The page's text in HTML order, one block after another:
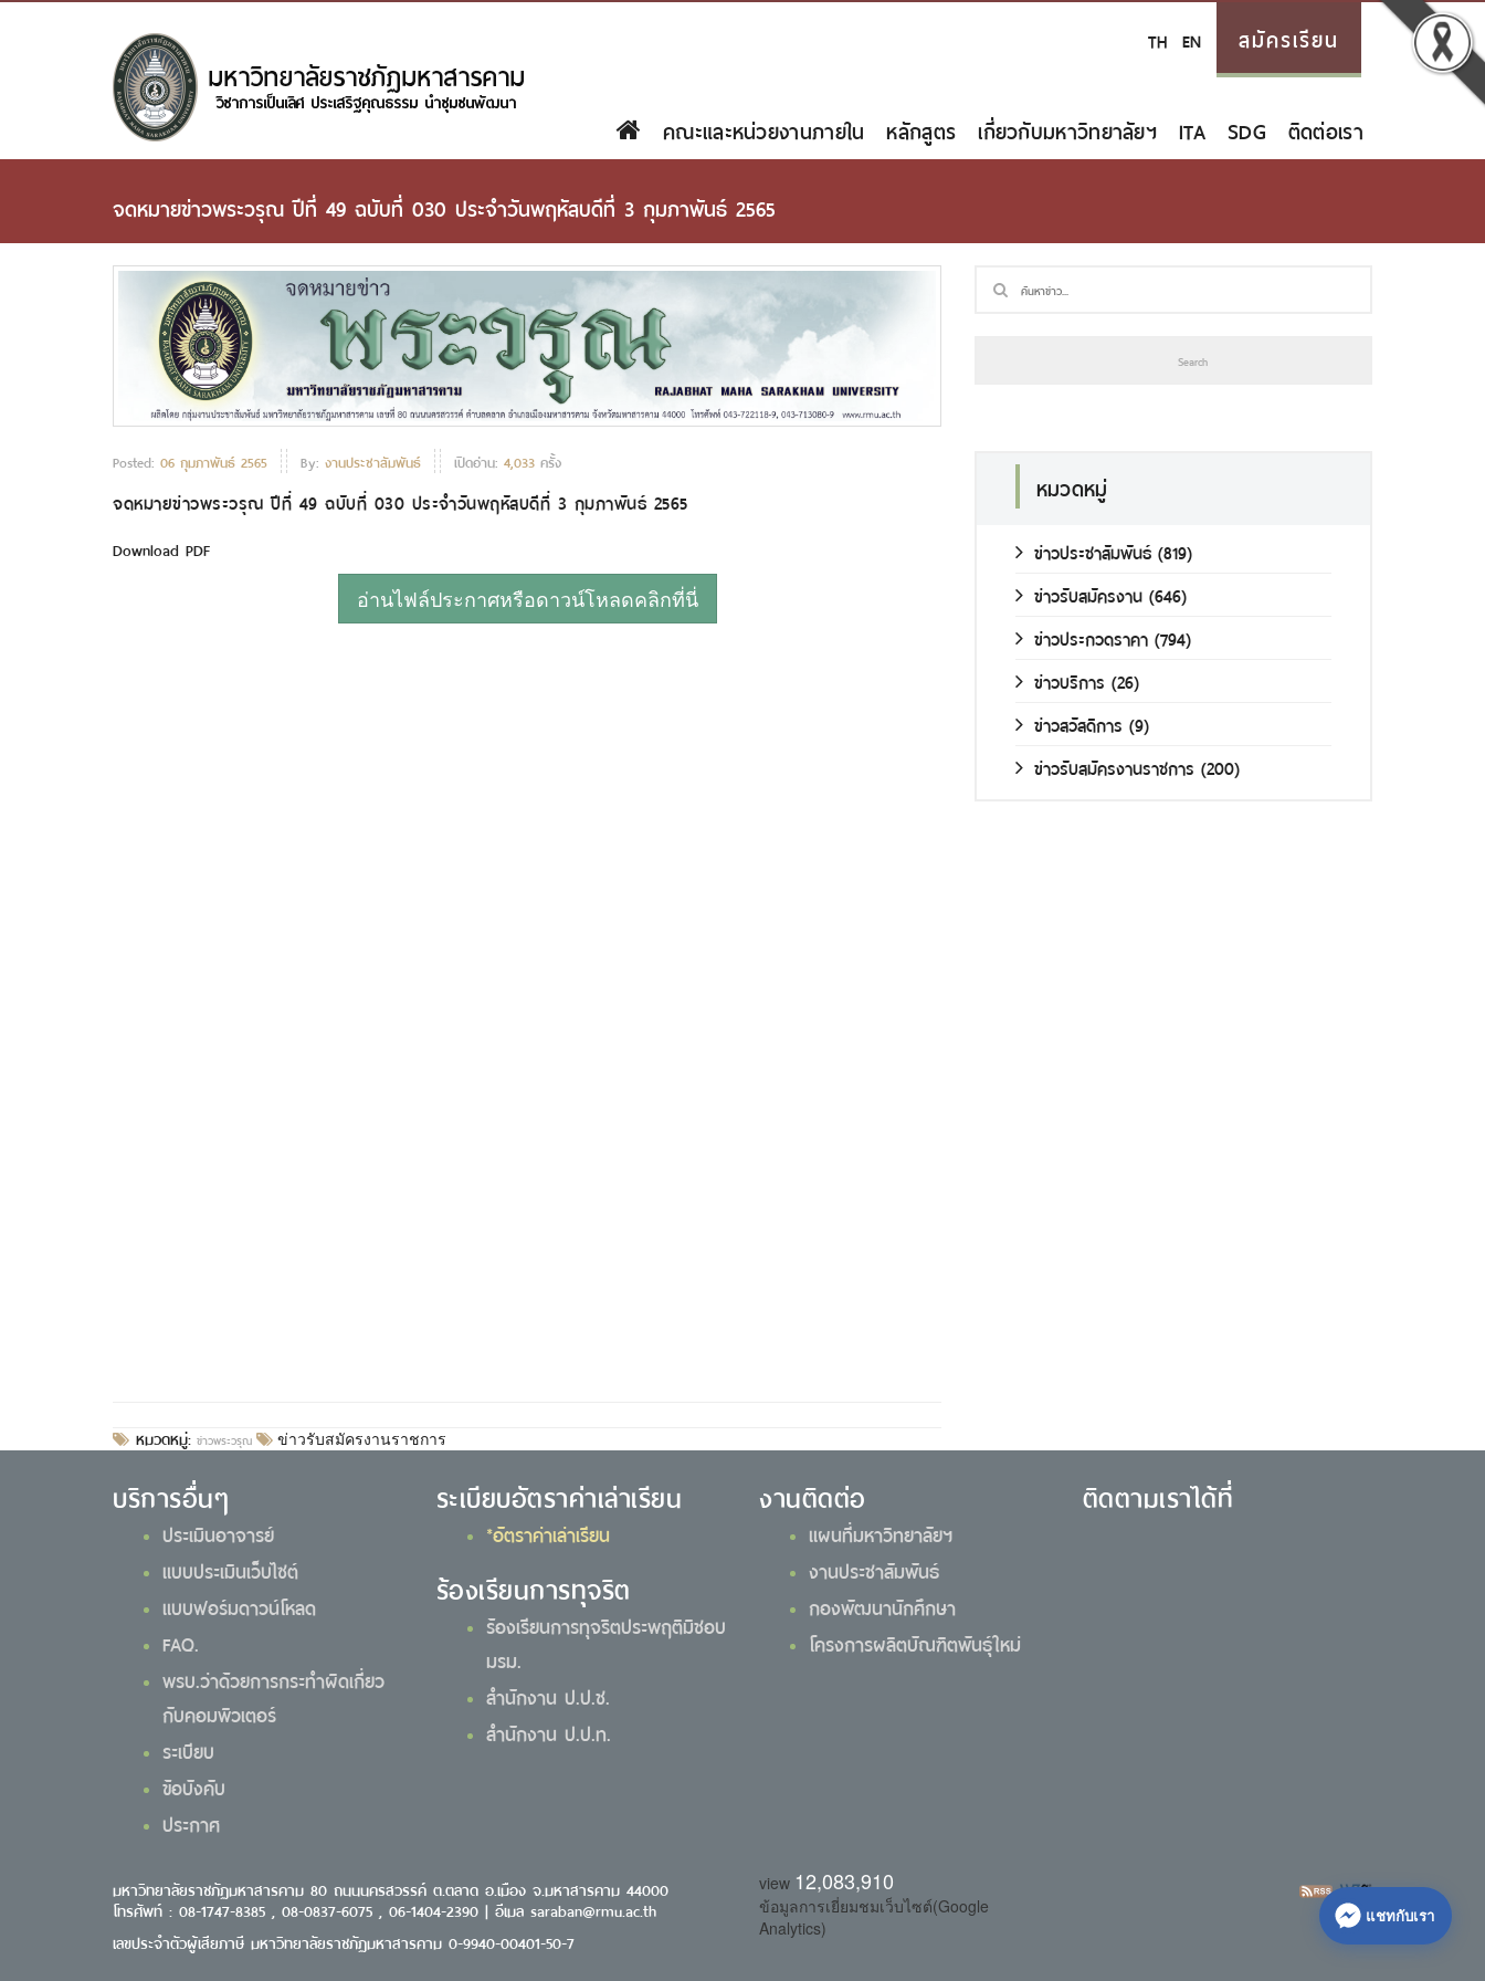
TH EN สมัครเรียน
คณะและหน่วยงานภายใน หลักสูตร เกี่ยวกับมหาวิทยาลัยฯ ITA SDG ติดต่อเรา
จดหมายข่าวพระวรุณ ปีที่ 49 ฉบับที่ 030 ประจำวันพฤหัสบดีที่ 3 กุมภาพันธ์ 2565
Posted: 06 กุมภาพันธ์ 2565 By: งานประชาสัมพันธ์ เปิดอ่าน: 4,033 ครั้ง
จดหมายข่าวพระวรุณ ปีที่ 49 ฉบับที่ 030 ประจำวันพฤหัสบดีที่ 3 กุมภาพันธ์ 2565
Download PDF
อ่านไฟล์ประกาศหรือดาวน์โหลดคลิกที่นี่
หมวดหมู่: ข่าวพระวรุณ ข่าวรับสมัครงานราชการ
หมวดหมู่
ข่าวประชาสัมพันธ์ (819)
ข่าวรับสมัครงาน (646)
ข่าวประกวดราคา (794)
ข่าวบริการ (26)
ข่าวสวัสดิการ (9)
ข่าวรับสมัครงานราชการ (200)
บริการอื่นๆ
ประเมินอาจารย์
แบบประเมินเว็บไซต์
แบบฟอร์มดาวน์โหลด
FAQ.
พรบ.ว่าด้วยการกระทำผิดเกี่ยว
กับคอมพิวเตอร์
ระเบียบ
ข้อบังคับ
ประกาศ
ระเบียบอัตราค่าเล่าเรียน
*อัตราค่าเล่าเรียน
ร้องเรียนการทุจริต
ร้องเรียนการทุจริตประพฤติมิชอบ
มรม.
สำนักงาน ป.ป.ช.
สำนักงาน ป.ป.ท.
งานติดต่อ
แผนที่มหาวิทยาลัยฯ
งานประชาสัมพันธ์
กองพัฒนานักศึกษา
โครงการผลิตบัณฑิตพันธุ์ใหม่
ติดตามเราได้ที่
มหาวิทยาลัยราชภัฏมหาสารคาม 80 ถนนนครสวรรค์ ต.ตลาด อ.เมือง จ.มหาสารคาม 44000
โทรศัพท์ : 08-1747-8385 , 08-0837-6075 , 06-1404-2390 | อีเมล saraban@rmu.ac.th
เลขประจำตัวผู้เสียภาษี มหาวิทยาลัยราชภัฏมหาสารคาม 0-9940-00401-50-7
view 12,083,910
ข้อมูลการเยี่ยมชมเว็บไซต์(Google
Analytics)
แชทกับเรา